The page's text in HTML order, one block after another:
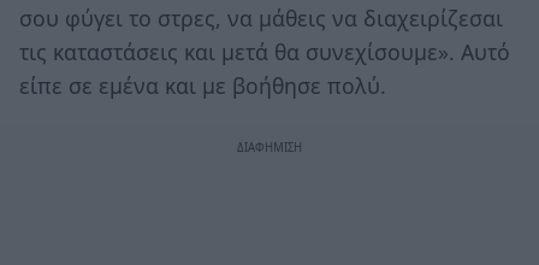
σου φύγει το στρες, να μάθεις να διαχειρίζεσαι
τις καταστάσεις και μετά θα συνεχίσουμε». Αυτό
είπε σε εμένα και με βοήθησε πολύ.